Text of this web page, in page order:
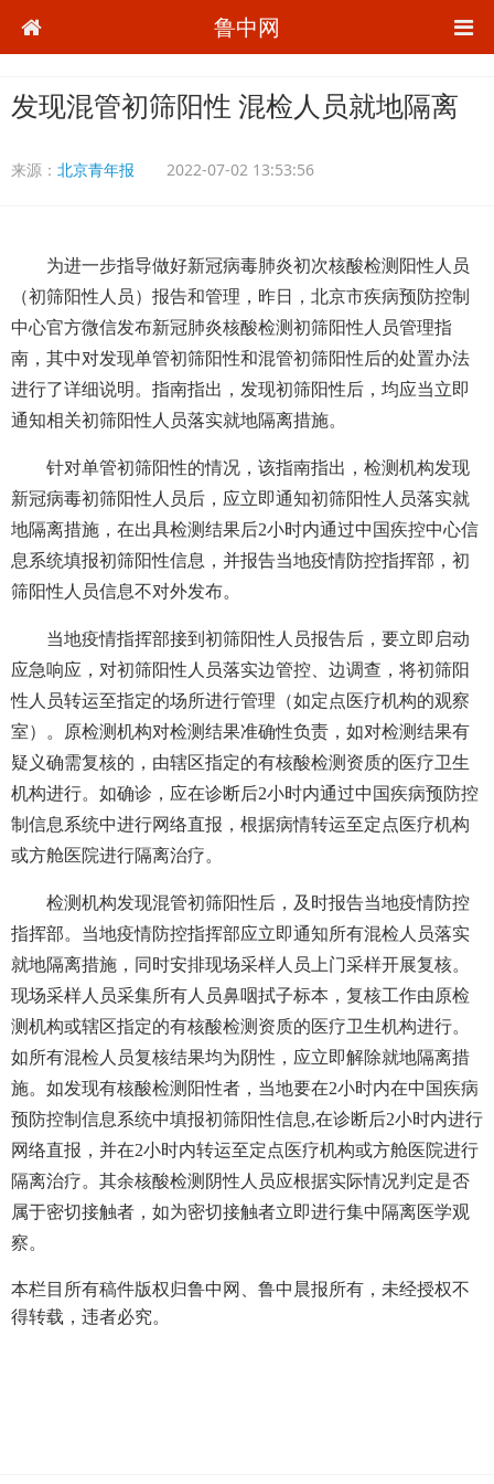
鲁中网
发现混管初筛阳性 混检人员就地隔离
来源： 北京青年报 2022-07-02 13:53:56
为进一步指导做好新冠病毒肺炎初次核酸检测阳性人员
（初筛阳性人员）报告和管理，昨日，北京市疾病预防控制
中心官方微信发布新冠肺炎核酸检测初筛阳性人员管理指
南，其中对发现单管初筛阳性和混管初筛阳性后的处置办法
进行了详细说明。指南指出，发现初筛阳性后，均应当立即
通知相关初筛阳性人员落实就地隔离措施。
针对单管初筛阳性的情况，该指南指出，检测机构发现
新冠病毒初筛阳性人员后，应立即通知初筛阳性人员落实就
地隔离措施，在出具检测结果后2小时内通过中国疾控中心信
息系统填报初筛阳性信息，并报告当地疫情防控指挥部，初
筛阳性人员信息不对外发布。
当地疫情指挥部接到初筛阳性人员报告后，要立即启动
应急响应，对初筛阳性人员落实边管控、边调查，将初筛阳
性人员转运至指定的场所进行管理（如定点医疗机构的观察
室）。原检测机构对检测结果准确性负责，如对检测结果有
疑义确需复核的，由辖区指定的有核酸检测资质的医疗卫生
机构进行。如确诊，应在诊断后2小时内通过中国疾病预防控
制信息系统中进行网络直报，根据病情转运至定点医疗机构
或方舱医院进行隔离治疗。
检测机构发现混管初筛阳性后，及时报告当地疫情防控
指挥部。当地疫情防控指挥部应立即通知所有混检人员落实
就地隔离措施，同时安排现场采样人员上门采样开展复核。
现场采样人员采集所有人员鼻咽拭子标本，复核工作由原检
测机构或辖区指定的有核酸检测资质的医疗卫生机构进行。
如所有混检人员复核结果均为阴性，应立即解除就地隔离措
施。如发现有核酸检测阳性者，当地要在2小时内在中国疾病
预防控制信息系统中填报初筛阳性信息,在诊断后2小时内进行
网络直报，并在2小时内转运至定点医疗机构或方舱医院进行
隔离治疗。其余核酸检测阴性人员应根据实际情况判定是否
属于密切接触者，如为密切接触者立即进行集中隔离医学观
察。
本栏目所有稿件版权归鲁中网、鲁中晨报所有，未经授权不
得转载，违者必究。